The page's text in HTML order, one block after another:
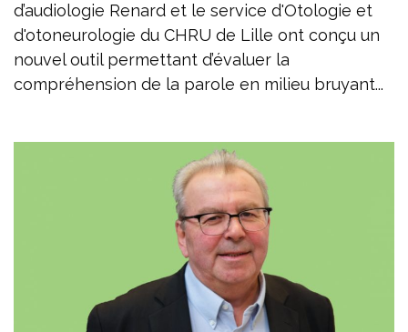
d’audiologie Renard et le service d'Otologie et
d'otoneurologie du CHRU de Lille ont conçu un
nouvel outil permettant d’évaluer la
compréhension de la parole en milieu bruyant...